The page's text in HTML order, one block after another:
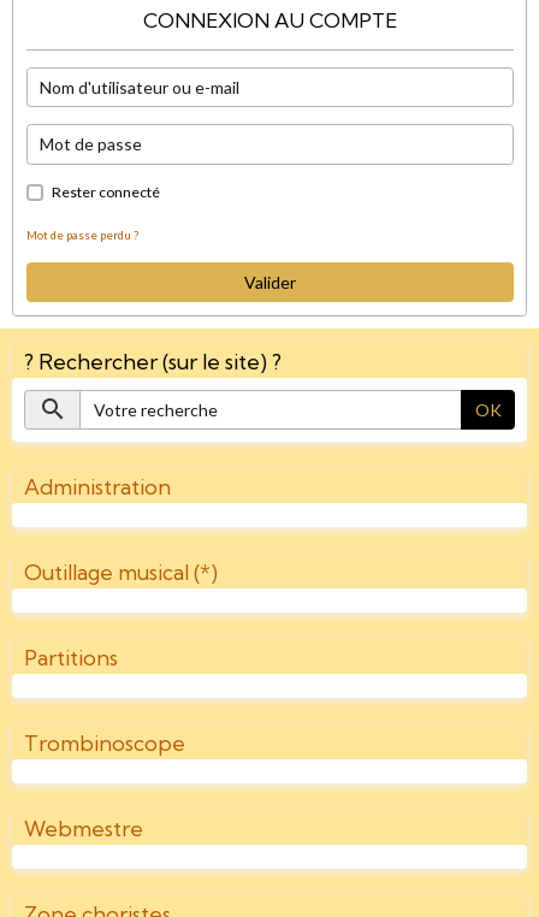
CONNEXION AU COMPTE
Rester connecté
Mot de passe perdu ?
Valider
? Rechercher (sur le site) ?
OK
Administration
Outillage musical (*)
Partitions
Trombinoscope
Webmestre